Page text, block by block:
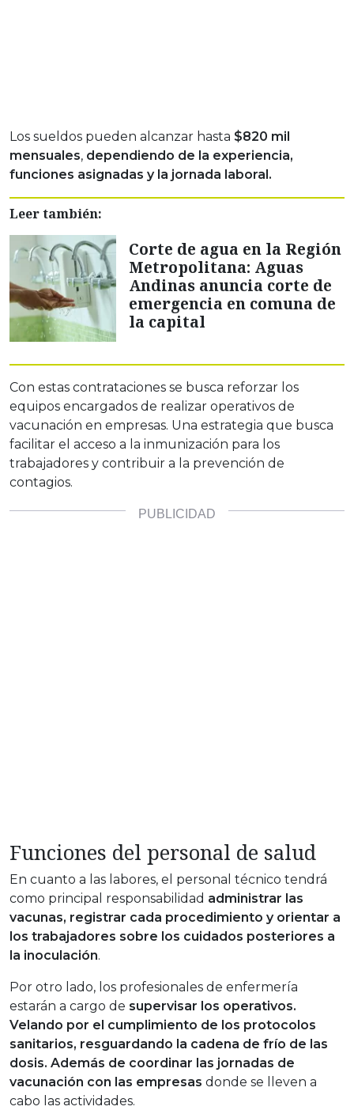
Los sueldos pueden alcanzar hasta $820 mil
mensuales, dependiendo de la experiencia,
funciones asignadas y la jornada laboral.
Leer también:
Corte de agua en la Región
Metropolitana: Aguas
Andinas anuncia corte de
emergencia en comuna de
la capital
Con estas contrataciones se busca reforzar los
equipos encargados de realizar operativos de
vacunación en empresas. Una estrategia que busca
facilitar el acceso a la inmunización para los
trabajadores y contribuir a la prevención de
contagios.
Funciones del personal de salud
En cuanto a las labores, el personal técnico tendrá
como principal responsabilidad administrar las
vacunas, registrar cada procedimiento y orientar a
los trabajadores sobre los cuidados posteriores a
la inoculación.
Por otro lado, los profesionales de enfermería
estarán a cargo de supervisar los operativos.
Velando por el cumplimiento de los protocolos
sanitarios, resguardando la cadena de frío de las
dosis. Además de coordinar las jornadas de
vacunación con las empresas donde se lleven a
cabo las actividades.